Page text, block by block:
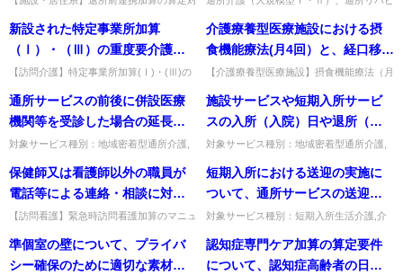
や同一法人の居宅介護支援事業所について
も算定できる。出典：介護報...
数の減少が生じた場合、感染症又は災害
（対象を事務連絡でお知らせし...
新設された特定事業所加算
（Ⅰ）・（Ⅲ）の重度要介護者
等対応要件である看取り期の利
用者への対応実績について、前
12月間における実績と算定期間
の具体的な関係性如何。
【訪問介護】特定事業所加算(Ⅰ)・(Ⅲ)の
関係。前12月間の実績で判断し、前年度
に実績があれば当該年度...
介護療養型医療施設における摂
食機能療法(月4回）と、経口移行
加算の同時請求は可能か。
【介護療養型医療施設】摂食機能療法（月
か。可能である。出典：平成17年10月改
定関係Q&A 問85。...
通所サービスの前後に併設医療
機関等を受診した場合の延長加
算について
対象サービス種別：地域密着型通所介護,
運営基準「併設医療機関の受診の場合の取
り扱い」質問通所サービス...
施設サービスや短期入所サービ
スの入所（入院）日や退所（退
院）日に通所サービスを算定で
きるか。
対象サービス種別：地域密着型通所介護,
介護報酬「通所サービスの算定」質問施設
サービスや短期入所サービ...
保健師又は看護師以外の職員が
電話等による連絡・相談に対応
する際のマニュアルには、通知
で示された3点のみ記載すればよ
【訪問看護】緊急時訪問看護加算のマニュ
か。3点は最低限の事項で、各事業所で必
要な事項も適宜記載する。出典...
短期入所における送迎の実施に
ついて、通所サービスの送迎の
ための乗合形式のバス等を利用
する場合は､送迎加算は算定でき
対象サービス種別：短期入所生活介護,介
酬「送迎加算」質問短期入所における送迎
の実施について、通所サービ...
準個室の壁について、プライバ
シー確保のために適切な素材と
認知症専門ケア加算の算定要件
について、認知症高齢者の日常